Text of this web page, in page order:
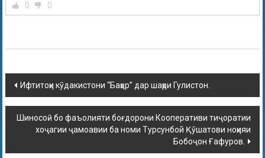
0 0
Ифтитоҳи кӯдакистони “Баҳор” дар шаҳри Гулистон.
Шиносоӣ бо фаъолияти боғдорони Кооперативи тиҷоратии
хоҷагии ҷамоавии ба номи Турсунбой Қӯшатови ноҳияи
Бобоҷон Ғафуров.